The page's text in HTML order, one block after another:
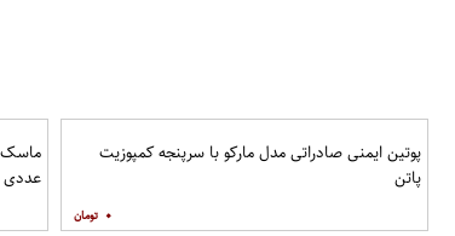
پوتین ایمنی صادراتی مدل مارکو با سرپنجه کمپوزیت
پاتن
۰
عددی